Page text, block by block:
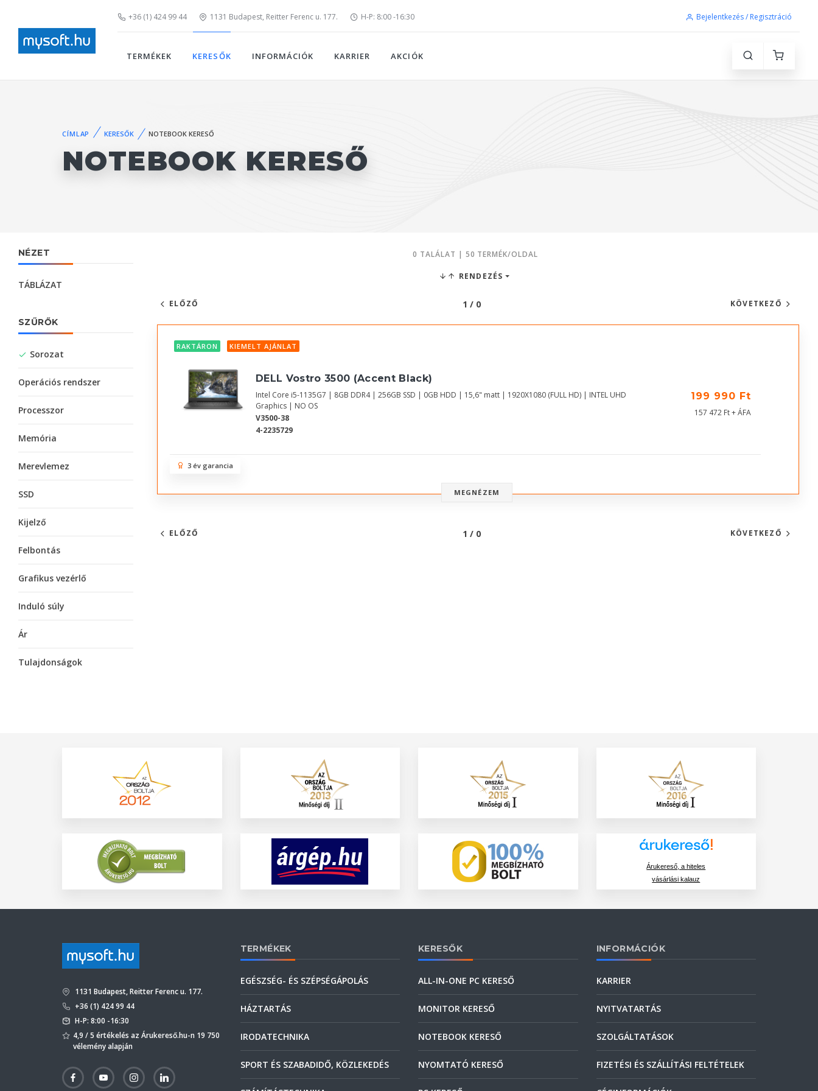
+36 (1) 424 99 44 1131 Budapest, Reitter Ferenc u. 177. H-P: 8:00 -16:30 Bejelentkezés / Regisztráció
TERMÉKEK KERESŐK INFORMÁCIÓK KARRIER AKCIÓK
CÍMLAP KERESŐK NOTEBOOK KERESŐ
NOTEBOOK KERESŐ
NÉZET
TÁBLÁZAT
SZŰRŐK
Sorozat
Operációs rendszer
Processzor
Memória
Merevlemez
SSD
Kijelző
Felbontás
Grafikus vezérlő
Induló súly
Ár
Tulajdonságok
0 TALÁLAT | 50 TERMÉK/OLDAL
RENDEZÉS
ELŐZŐ 1 / 0 KÖVETKEZŐ
RAKTÁRON KIEMELT AJÁNLAT
DELL Vostro 3500 (Accent Black)
Intel Core i5-1135G7 | 8GB DDR4 | 256GB SSD | 0GB HDD | 15,6" matt | 1920X1080 (FULL HD) | INTEL UHD
Graphics | NO OS
V3500-38
4-2235729
199 990 Ft
157 472 Ft + ÁFA
3 év garancia
MEGNÉZEM
ELŐZŐ 1 / 0 KÖVETKEZŐ
Árukereső, a hiteles
vásárlási kalauz
1131 Budapest, Reitter Ferenc u. 177.
+36 (1) 424 99 44
H-P: 8:00 -16:30
4,9 / 5 értékelés az Árukereső.hu-n 19 750
vélemény alapján
TERMÉKEK
EGÉSZSÉG- ÉS SZÉPSÉGÁPOLÁS
HÁZTARTÁS
IRODATECHNIKA
SPORT ÉS SZABADIDŐ, KÖZLEKEDÉS
KERESŐK
ALL-IN-ONE PC KERESŐ
MONITOR KERESŐ
NOTEBOOK KERESŐ
NYOMTATÓ KERESŐ
INFORMÁCIÓK
KARRIER
NYITVATARTÁS
SZOLGÁLTATÁSOK
FIZETÉSI ÉS SZÁLLÍTÁSI FELTÉTELEK